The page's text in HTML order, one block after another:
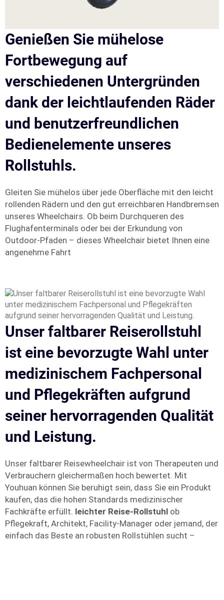
Genießen Sie mühelose
Fortbewegung auf
verschiedenen Untergründen
dank der leichtlaufenden Räder
und benutzerfreundlichen
Bedienelemente unseres
Rollstuhls.
Gleiten Sie mühelos über jede Oberfläche mit den leicht
rollenden Rädern und den gut erreichbaren Handbremsen
unseres Wheelchairs. Ob beim Durchqueren des
Flughafenterminals oder bei der Erkundung von
Outdoor-Pfaden – dieses Wheelchair bietet Ihnen eine
angenehme Fahrt
Unser faltbarer Reiserollstuhl
ist eine bevorzugte Wahl unter
medizinischem Fachpersonal
und Pflegekräften aufgrund
seiner hervorragenden Qualität
und Leistung.
Unser faltbarer Reisewheelchair ist von Therapeuten und
Verbrauchern gleichermaßen hoch bewertet. Mit
Youhuan können Sie beruhigt sein, dass Sie ein Produkt
kaufen, das die hohen Standards medizinischer
Fachkräfte erfüllt. leichter Reise-Rollstuhl ob
Pflegekraft, Architekt, Facility-Manager oder jemand, der
einfach das Beste an robusten Rollstühlen sucht –